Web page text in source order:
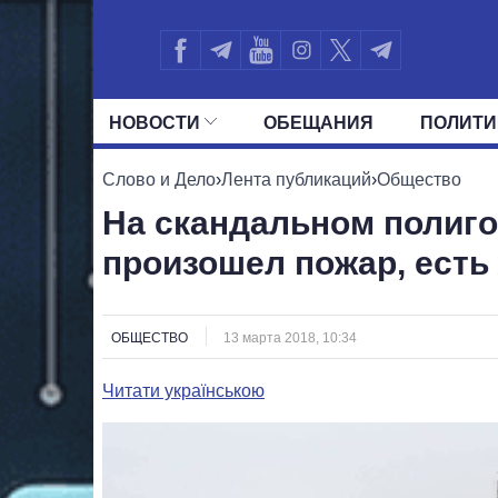
НОВОСТИ ОБЕЩАНИЯ
ВСЕ ПОЛИТИКИ ПРЕЗИДЕНТ И
Слово и Дело›Лента публикаций›Общество
На скандальном
произошел пожар,
ОБЩЕСТВО 13 марта 2018, 10:34
Читати українською